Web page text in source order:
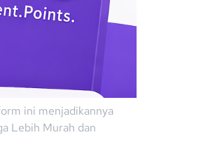
ini menjadikannya
Lebih Murah dan